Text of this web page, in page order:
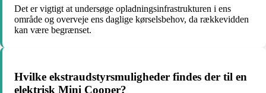
Det er vigtigt at undersøge opladningsinfrastrukturen i ens
område og overveje ens daglige kørselsbehov, da rækkevidden
kan være begrænset.
Hvilke ekstraudstyrsmuligheder findes der til en
elektrisk Mini Cooper?